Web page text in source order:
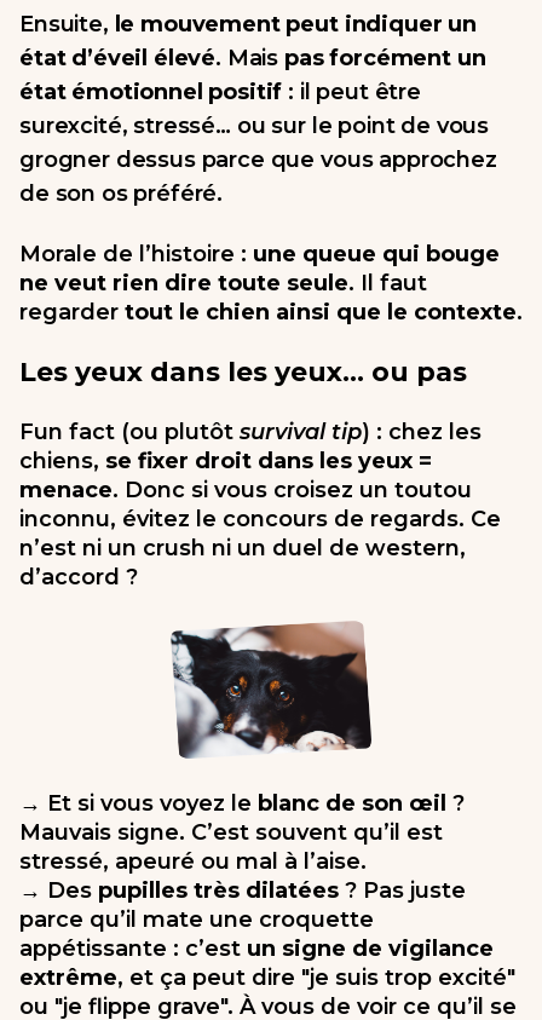
Ensuite, le mouvement peut indiquer un
état d’éveil élevé. Mais pas forcément un
état émotionnel positif : il peut être
surexcité, stressé… ou sur le point de vous
grogner dessus parce que vous approchez
de son os préféré.
Morale de l’histoire : une queue qui bouge
ne veut rien dire toute seule. Il faut
regarder tout le chien ainsi que le contexte.
Les yeux dans les yeux… ou pas
Fun fact (ou plutôt survival tip) : chez les
chiens, se fixer droit dans les yeux =
menace. Donc si vous croisez un toutou
inconnu, évitez le concours de regards. Ce
n’est ni un crush ni un duel de western,
d’accord ?
→ Et si vous voyez le blanc de son œil ?
Mauvais signe. C’est souvent qu’il est
stressé, apeuré ou mal à l’aise.
→ Des pupilles très dilatées ? Pas juste
parce qu’il mate une croquette
appétissante : c’est un signe de vigilance
extrême, et ça peut dire "je suis trop excité"
ou "je flippe grave". À vous de voir ce qu’il se